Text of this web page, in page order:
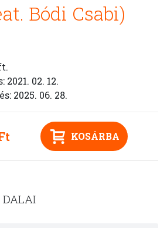
Bódi Csabi)
02. 12.
2025. 06. 28.
KOSÁRBA